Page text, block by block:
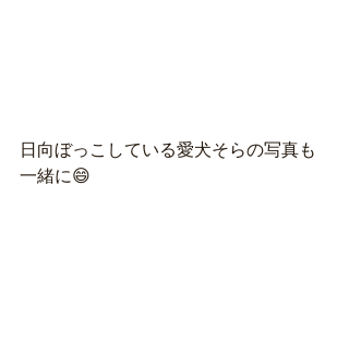
日向ぼっこしている愛犬そらの写真も
一緒に😄